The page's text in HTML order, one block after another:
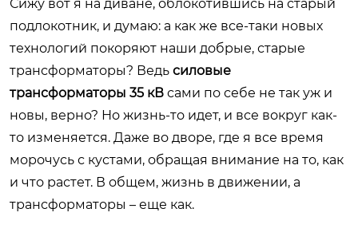
Сижу вот я на диване, облокотившись на старый
подлокотник, и думаю: а как же все-таки новых
технологий покоряют наши добрые, старые
трансформаторы? Ведь силовые
трансформаторы 35 кВ сами по себе не так уж и
новы, верно? Но жизнь-то идет, и все вокруг как-
то изменяется. Даже во дворе, где я все время
морочусь с кустами, обращая внимание на то, как
и что растет. В общем, жизнь в движении, а
трансформаторы – еще как.